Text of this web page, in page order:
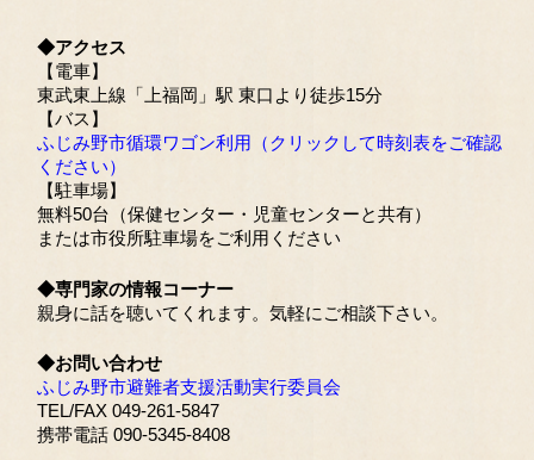
◆アクセス
【電車】
東武東上線「上福岡」駅 東口より徒歩15分
【バス】
ふじみ野市循環ワゴン利用（クリックして時刻表をご確認
ください）
【駐車場】
無料50台（保健センター・児童センターと共有）
または市役所駐車場をご利用ください
◆専門家の情報コーナー
親身に話を聴いてくれます。気軽にご相談下さい。
◆お問い合わせ
ふじみ野市避難者支援活動実行委員会
TEL/FAX 049-261-5847
携帯電話 090-5345-8408